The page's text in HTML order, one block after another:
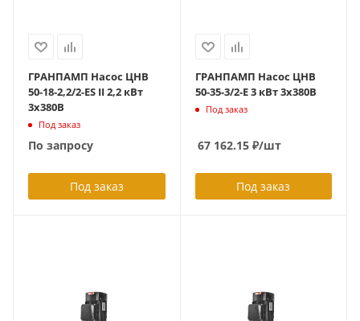
ГРАНПАМП Насос ЦНВ
50-18-2,2/2-ES II 2,2 кВт
3х380В
Под заказ
По запросу
Под заказ
ГРАНПАМП Насос ЦНВ
50-35-3/2-Е 3 кВт 3х380В
Под заказ
67 162.15₽/шт
Под заказ